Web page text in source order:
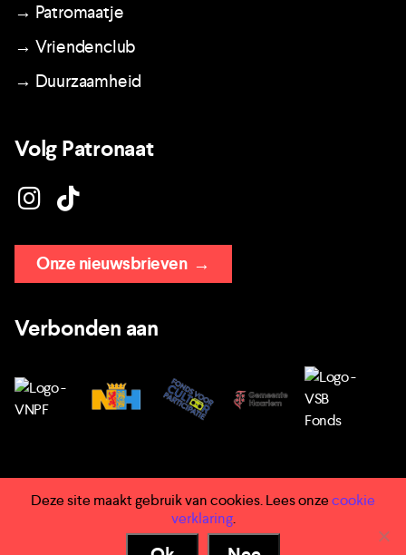
→ Patromaatje
→ Vriendenclub
→ Duurzaamheid
Volg Patronaat
Onze nieuwsbrieven→
Verbonden aan
Deze site maakt gebruik van cookies. Lees onzecookie
verklaring.